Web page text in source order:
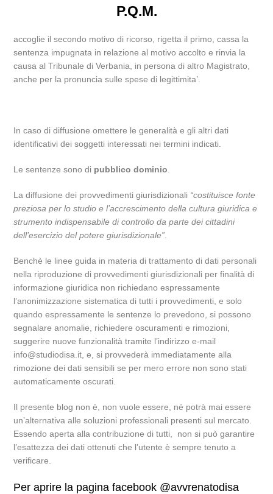
P.Q.M.
accoglie il secondo motivo di ricorso, rigetta il primo, cassa la
sentenza impugnata in relazione al motivo accolto e rinvia la
causa al Tribunale di Verbania, in persona di altro Magistrato,
anche per la pronuncia sulle spese di legittimita’.
In caso di diffusione omettere le generalità e gli altri dati
identificativi dei soggetti interessati nei termini indicati.
Le sentenze sono di pubblico dominio
La diffusione dei provvedimenti giurisdizionali “costituisce fonte
preziosa per lo studio e l’accrescimento della cultura giuridica e
strumento indispensabile di controllo da parte dei cittadini
dell’esercizio del potere giurisdizionale”
Benchè le linee guida in materia di trattamento di dati personali
nella riproduzione di provvedimenti giurisdizionali per finalità di
informazione giuridica non richiedano espressamente
l’anonimizzazione sistematica di tutti i provvedimenti, e solo
quando espressamente le sentenze lo prevedono, si possono
segnalare anomalie, richiedere oscuramenti e rimozioni,
suggerire nuove funzionalità tramite l’indirizzo e-mail
info@studiodisa.it, e, si provvederà immediatamente alla
rimozione dei dati sensibili se per mero errore non sono stati
automaticamente oscurati.
Il presente blog non è, non vuole essere, né potrà mai essere
un’alternativa alle soluzioni professionali presenti sul mercato.
Essendo aperta alla contribuzione di tutti, non si può garantire
l’esattezza dei dati ottenuti che l’utente è sempre tenuto a
verificare.
Per aprire la pagina facebook @avvrenatodisa